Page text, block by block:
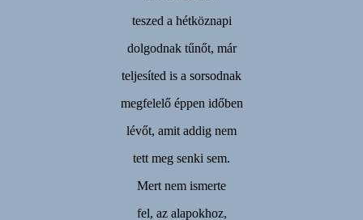
teszed a hétköznapi
dolgodnak tűnőt, már
teljesíted is a sorsodnak
megfelelő éppen időben
lévőt, amit addig nem
tett meg senki sem.
Mert nem ismerte
fel, az alapokhoz,